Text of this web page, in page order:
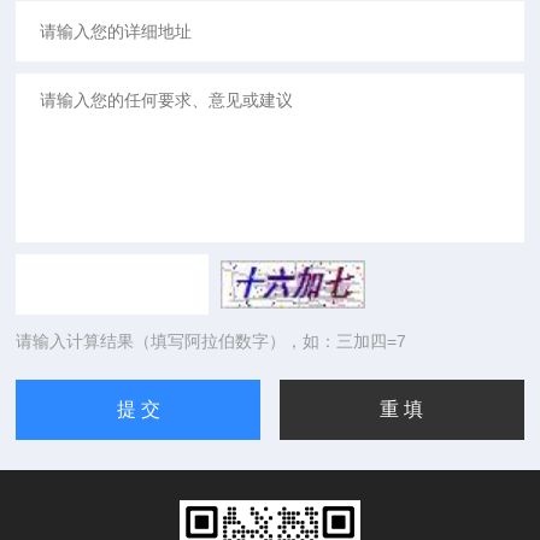
请输入计算结果（填写阿拉伯数字），如：三加四=7